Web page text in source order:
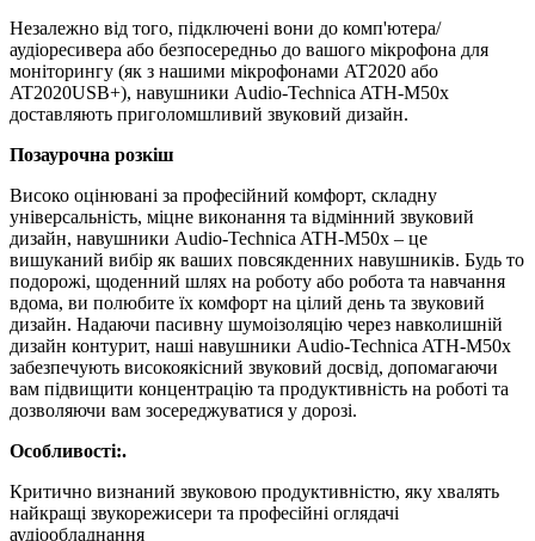
Незалежно від того, підключені вони до комп'ютера/
аудіоресивера або безпосередньо до вашого мікрофона для
моніторингу (як з нашими мікрофонами AT2020 або
AT2020USB+), навушники Audio-Technica ATH-M50x
доставляють приголомшливий звуковий дизайн.
Позаурочна розкіш
Високо оцінювані за професійний комфорт, складну
універсальність, міцне виконання та відмінний звуковий
дизайн, навушники Audio-Technica ATH-M50x – це
вишуканий вибір як ваших повсякденних навушників. Будь то
подорожі, щоденний шлях на роботу або робота та навчання
вдома, ви полюбите їх комфорт на цілий день та звуковий
дизайн. Надаючи пасивну шумоізоляцію через навколишній
дизайн контурит, наші навушники Audio-Technica ATH-M50x
забезпечують високоякісний звуковий досвід, допомагаючи
вам підвищити концентрацію та продуктивність на роботі та
дозволяючи вам зосереджуватися у дорозі.
Особливості:.
Критично визнаний звуковою продуктивністю, яку хвалять
найкращі звукорежисери та професійні оглядачі
аудіообладнання